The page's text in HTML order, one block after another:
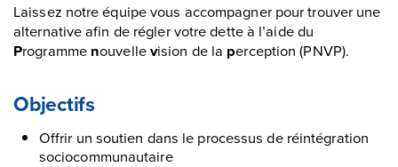
Laissez notre équipe vous accompagner pour trouver une
alternative afin de régler votre dette à l’aide du
Programme nouvellevision de la perception (PNVP).
Objectifs
Offrir un soutien dans le processus de réintégration
sociocommunautaire